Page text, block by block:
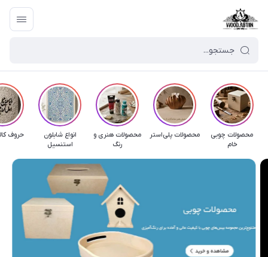
محصولات چوبی
خام
محصولات پلی‌استر
محصولات هنری و
رنگ
انواع شابلون
استنسیل
حروف